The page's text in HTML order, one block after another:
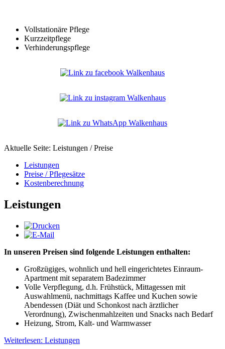
Vollstationäre Pflege
Kurzzeitpflege
Verhinderungspflege
Aktuelle Seite: Leistungen / Preise
Leistungen
Preise / Pflegesätze
Kostenberechnung
Leistungen
In unseren Preisen sind folgende Leistungen enthalten:
Großzügiges, wohnlich und hell eingerichtetes Einraum-
Apartment mit separatem Badezimmer
Volle Verpflegung, d.h. Frühstück, Mittagessen mit
Auswahlmenü, nachmittags Kaffee und Kuchen sowie
Abendessen (Diät und Schonkost nach ärztlicher
Verordnung), Zwischenmahlzeiten und Snacks nach Bedarf
Heizung, Strom, Kalt- und Warmwasser
Weiterlesen: Leistungen